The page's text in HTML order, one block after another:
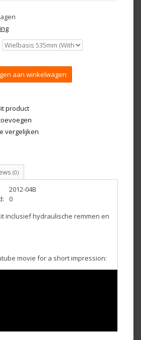
aan winkelwagen
product
vergelijken
(0)
2012-04B
0
inclusief hydraulische remmen en
movie for a short impression: